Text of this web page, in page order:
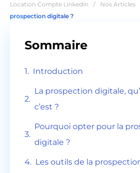
Location Compte Linkedin / Nos Articles
prospection digitale ?
Sommaire
Introduction
La prospection digitale,
c’est ?
Pourquoi opter pour la
digitale ?
Les outils de la